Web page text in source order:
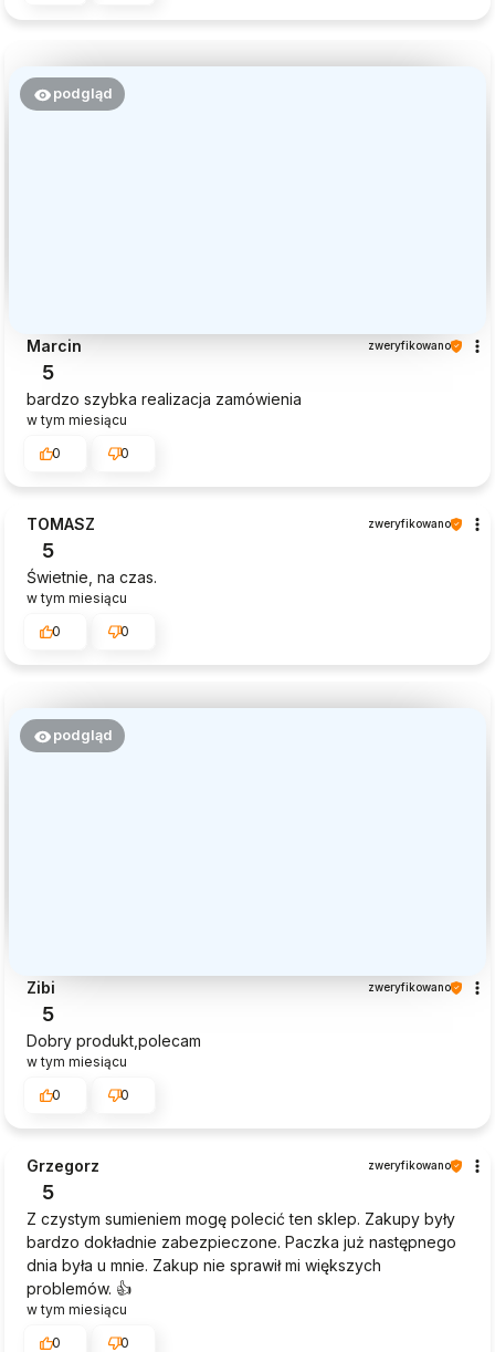
podgląd
Marcin zweryfikowano
5
bardzo szybka realizacja zamówienia
w tym miesiącu
0
0
TOMASZ zweryfikowano
5
Świetnie, na czas.
w tym miesiącu
0
0
podgląd
Zibi zweryfikowano
5
Dobry produkt,polecam
w tym miesiącu
0
0
Grzegorz zweryfikowano
5
Z czystym sumieniem mogę polecić ten sklep. Zakupy były
bardzo dokładnie zabezpieczone. Paczka już następnego
dnia była u mnie. Zakup nie sprawił mi większych
problemów. 👍️
w tym miesiącu
0
0